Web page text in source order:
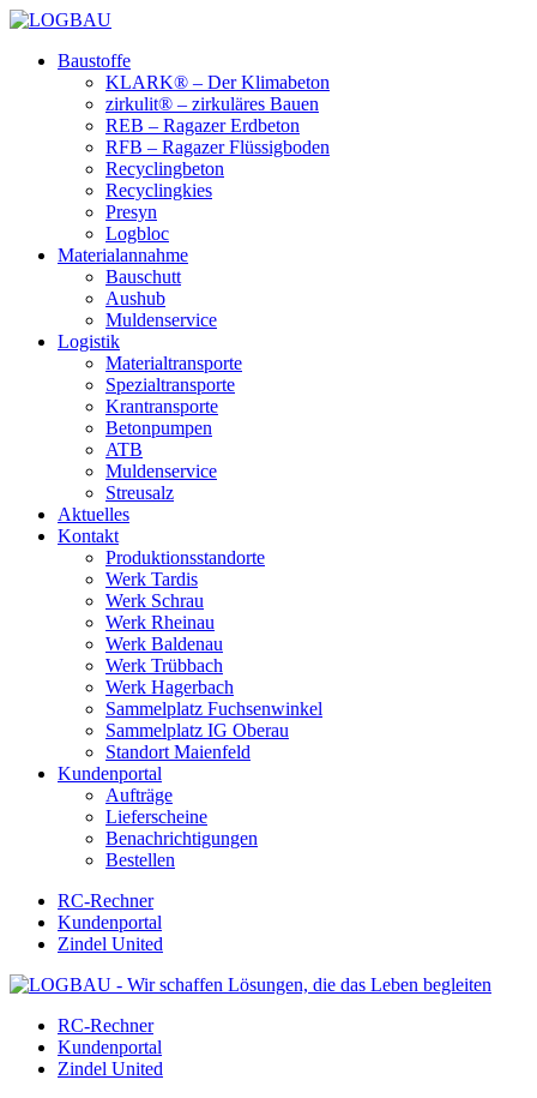
Baustoffe
KLARK® – Der Klimabeton
zirkulit® – zirkuläres Bauen
REB – Ragazer Erdbeton
RFB – Ragazer Flüssigboden
Recyclingbeton
Recyclingkies
Presyn
Logbloc
Materialannahme
Bauschutt
Aushub
Muldenservice
Logistik
Materialtransporte
Spezialtransporte
Krantransporte
Betonpumpen
ATB
Muldenservice
Streusalz
Aktuelles
Kontakt
Produktionsstandorte
Werk Tardis
Werk Schrau
Werk Rheinau
Werk Baldenau
Werk Trübbach
Werk Hagerbach
Sammelplatz Fuchsenwinkel
Sammelplatz IG Oberau
Standort Maienfeld
Kundenportal
Aufträge
Lieferscheine
Benachrichtigungen
Bestellen
RC-Rechner
Kundenportal
Zindel United
RC-Rechner
Kundenportal
Zindel United